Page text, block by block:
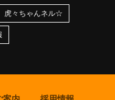
虎々ちゃんネル☆